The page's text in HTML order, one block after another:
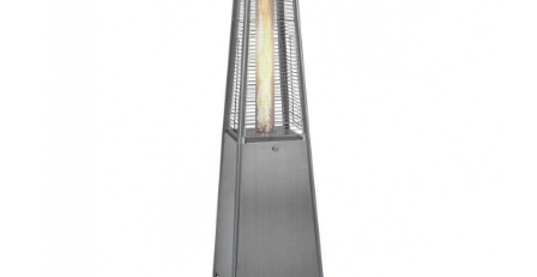
ADD TO CART / ΛΕΠΤΟΜΈΡΕΙΕΣ